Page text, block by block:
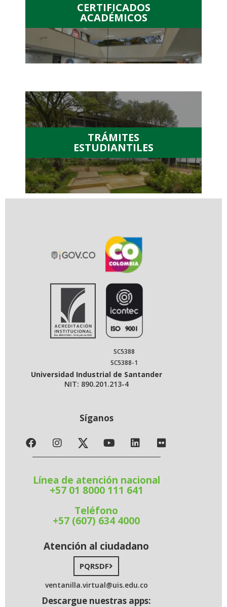
CERTIFICADOS
ACADÉMICOS
TRÁMITES
ESTUDIANTILES